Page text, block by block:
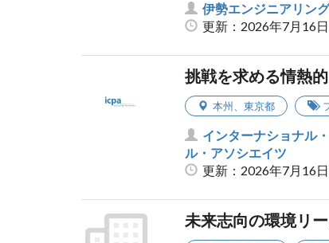
伊勢エンジニアリン
更新：2026年7月16日
挑戦を求める情熱
本州、 東京都
インターナショナル
ル・アソシエイツ
更新：2026年7月16日
未来志向の環境リ